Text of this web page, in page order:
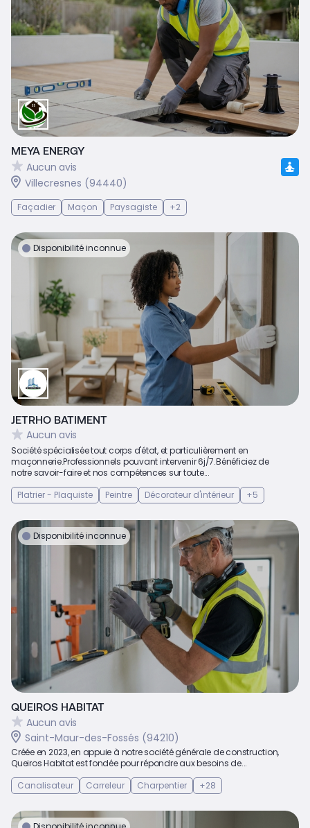
MEYA ENERGY
Aucun avis
Villecresnes (94440)
Façadier Maçon Paysagiste +2
Disponibilité inconnue
JETRHO BATIMENT
Aucun avis
Société spécialisée tout corps d'état, et particulièrement en
maçonnerie.Professionnels pouvant intervenir 6j/7.Bénéficiez de
notre savoir-faire et nos compétences sur toute...
Platrier - Plaquiste
Peintre Décorateur d'intérieur +5
Disponibilité inconnue
QUEIROS HABITAT
Aucun avis
Saint-Maur-des-Fossés (94210)
Créée en 2023, en appuie à notre société générale de construction,
Queiros Habitat est fondée pour répondre aux besoins de...
Canalisateur
Carreleur Charpentier +28